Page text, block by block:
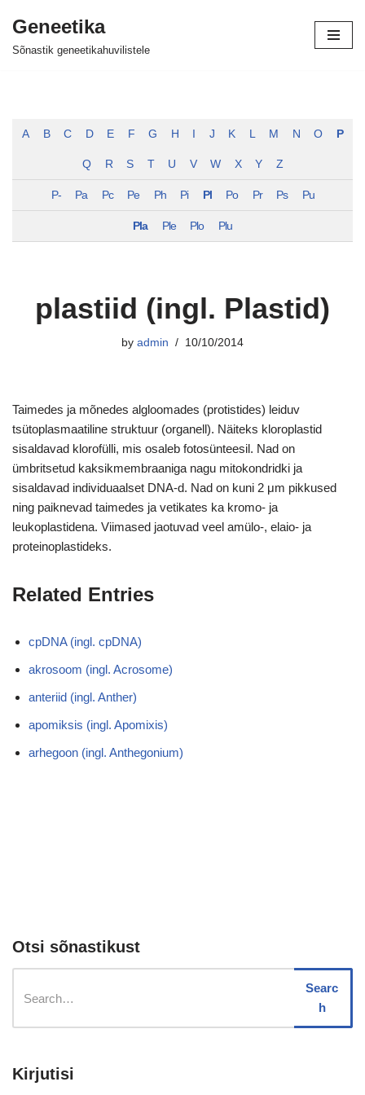
Skip
Geneetika
Sõnastik geneetikahuvilistele
A B C D E F G H J K L M N O P
Q R S T U V W X Y Z
P- Pa Pc Pe Ph Pi Pl Po Pr Ps Pu
Pla Ple Plo Plu
plastiid (ingl. Plastid)
by admin 10/10/2014
Taimedes ja mõnedes algloomades (protistides) leiduv
tsütoplasmaatiline struktuur (organell). Näiteks kloroplastid
sisaldavad klorofülli, mis osaleb fotosünteesil. Nad on
ümbritsetud kaksikmembraaniga nagu mitokondridki ja
sisaldavad individuaalset DNA-d. Nad on kuni 2 μm pikkused
ning paiknevad taimedes ja vetikates ka kromo- ja
leukoplastidena. Viimased jaotuvad veel amülo-, elaio- ja
proteinoplastideks.
Related Entries
cpDNA (ingl. cpDNA)
akrosoom (ingl. Acrosome)
anteriid (ingl. Anther)
apomiksis (ingl. Apomixis)
arhegoon (ingl. Anthegonium)
Otsi sõnastikust
Searc
h
Kirjutisi